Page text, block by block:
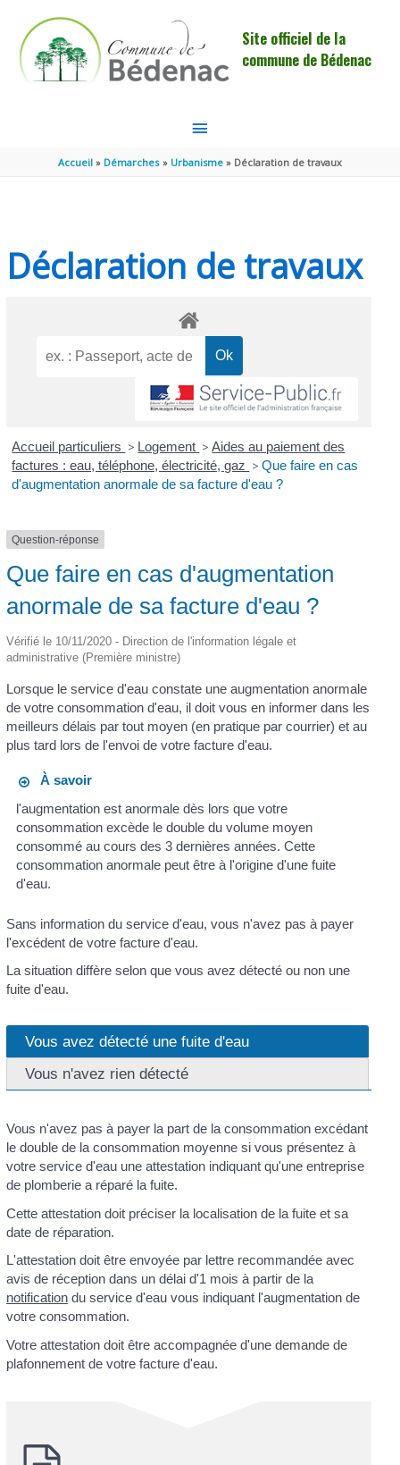
Site officiel de la
commune de Bédenac
MENU
PRINCIPAL
Accueil Démarches Urbanisme Déclaration de travaux
Déclaration de travaux
Accueil particuliers > Logement > Aides au paiement des
factures : eau, téléphone, électricité, gaz > Que faire en cas
d'augmentation anormale de sa facture d'eau ?
Question-réponse
Que faire en cas d'augmentation
anormale de sa facture d'eau ?
Vérifié le 10/11/2020 - Direction de l'information légale et
administrative (Première ministre)
Lorsque le service d'eau constate une augmentation anormale
de votre consommation d'eau, il doit vous en informer dans les
meilleurs délais par tout moyen (en pratique par courrier) et au
plus tard lors de l'envoi de votre facture d'eau.
À savoir
l'augmentation est anormale dès lors que votre
consommation excède le double du volume moyen
consommé au cours des 3 dernières années. Cette
consommation anormale peut être à l'origine d'une fuite
d'eau.
Sans information du service d'eau, vous n'avez pas à payer
l'excédent de votre facture d'eau.
La situation diffère selon que vous avez détecté ou non une
fuite d'eau.
Vous avez détecté une fuite d'eau
Vous n'avez rien détecté
Vous n'avez pas à payer la part de la consommation excédant
le double de la consommation moyenne si vous présentez à
votre service d'eau une attestation indiquant qu'une entreprise
de plomberie a réparé la fuite.
Cette attestation doit préciser la localisation de la fuite et sa
date de réparation.
L'attestation doit être envoyée par lettre recommandée avec
avis de réception dans un délai d'1 mois à partir de la
notificationdu service d'eau vous indiquant l'augmentation de
votre consommation.
Votre attestation doit être accompagnée d'une demande de
plafonnement de votre facture d'eau.